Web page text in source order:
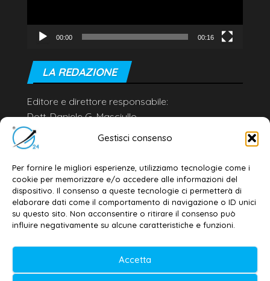
Gestisci consenso
Per fornire le migliori esperienze, utilizziamo tecnologie come i
cookie per memorizzare e/o accedere alle informazioni del
dispositivo. Il consenso a queste tecnologie ci permetterà di
elaborare dati come il comportamento di navigazione o ID unici
su questo sito. Non acconsentire o ritirare il consenso può
influire negativamente su alcune caratteristiche e funzioni.
Accetta
00:00 00:16
LA REDAZIONE
Editore e direttore responsabile:
Dott. Daniele G. Masciullo
Email:
redazione@galatina24.it
Privacy policy–Cookie policy
© 2020-2026 | Galatina24 ®
Testata iscritta al n. 11/2020 Registro della
Stampa Tribunale di Lecce